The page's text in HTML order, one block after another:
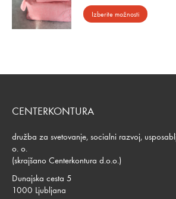
lahko
Izberite možnosti
Ta
strani
CENTERKONTURA
družba za svetovanje, socialni razvoj,
o. o.
(skrajšano Centerkontura d.o.o.)
Dunajska cesta 5
1000 Ljubljana